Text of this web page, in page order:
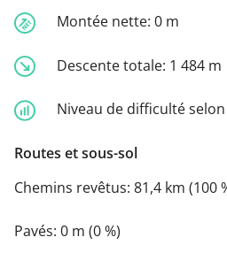
Montée nette: 0 m
Descente totale: 1 484 m
Niveau de difficulté
Routes et sous-sol
Chemins revêtus: 81,4 km (100
Pavés: 0 m (0 %)